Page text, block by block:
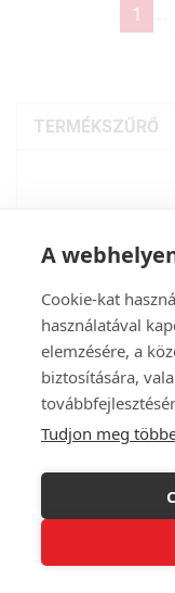
A
Cookie-kat
használatával
elemzésére, a
biztosítására,
Tudjon meg
1
TERMÉKSZŰRŐ
Webáruház
MagyarCég,
Cím: 3360 Heves,
ORSZÁGOS